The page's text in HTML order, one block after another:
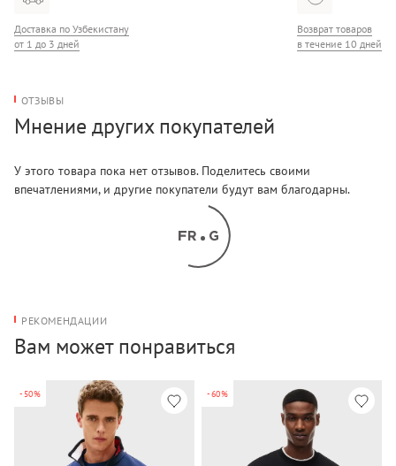
Доставка по Узбекистану
от 1 до 3 дней
Возврат товаров
в течение 10 дней
ОТЗЫВЫ
Мнение других покупателей
У этого товара пока нет отзывов. Поделитесь своими
впечатлениями, и другие покупатели будут вам благодарны.
РЕКОМЕНДАЦИИ
Вам может понравиться
-50% -60%